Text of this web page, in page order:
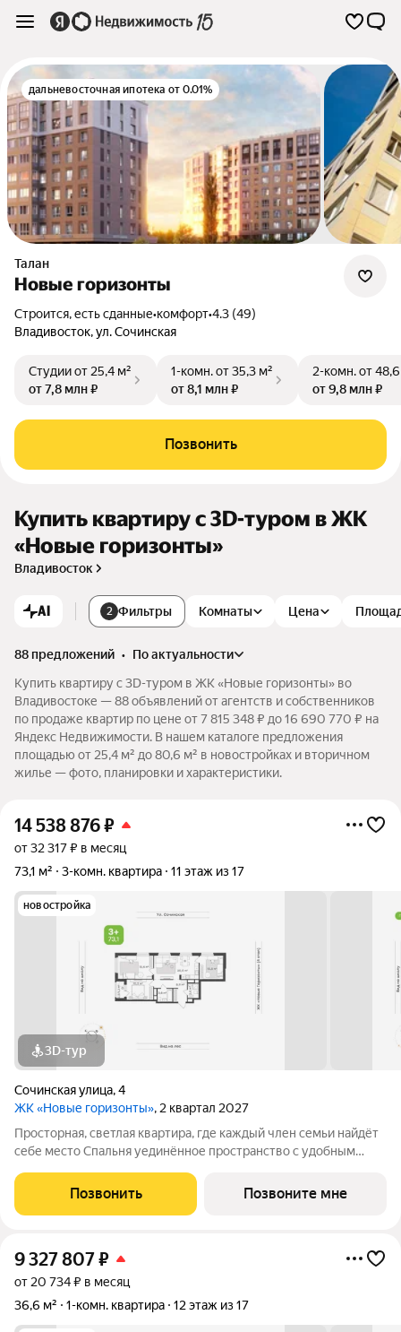
дальневосточная ипотека от 0.01%
Талан
Новые горизонты
Строится, есть сданные•комфорт•4.3 (49)
Владивосток,ул. Сочинская
Студииот 25,4 м²
от 7,8 млн ₽
1-комн.от 35,3 м²
от 8,1 млн ₽
2-комн.от
от 9,8 млн ₽
Позвонить
Купить квартиру c 3D-туром в ЖК
«Новые горизонты»
Владивосток
AI 2 Фильтры Комнаты Цена
88 предложений •
по актуальности
Купить квартиру c 3D-туром в ЖК «Новые горизонты» во
Владивостоке — 88 объявлений от агентств и собственников
по продаже квартир по цене от 7 815 348 ₽ до 16 690 770 ₽ на
Яндекс Недвижимости. В нашем каталоге предложения
площадью от 25,4 м² до 80,6 м² в новостройках и вторичном
жилье — фото, планировки и характеристики.
14 538 876₽
от 32 317 ₽ в месяц
73,1 м²
3-комн. квартира 11 этаж из 17
новостройка
3D-тур
Сочинская улица,4
ЖК «Новые горизонты», 2 квартал 2027
Просторная, светлая квартира, где каждый член семьи найдёт
себе место Спальня уединённое пространство с удобным
просыпаться, наслаждаясь утренним светом и свежим
воздухом Просторная кухня-гостиная
Позвонить Позвоните мне
9 327 807₽
от 20 734 ₽ в месяц
36,6 м²
1-комн. квартира 12 этаж из 17